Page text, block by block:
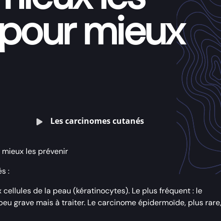
mieux
les prévenir
:
de la peau (kératinocytes). Le plus fréquent : le
grave mais à traiter. Le carcinome épidermoïde, plus rare,